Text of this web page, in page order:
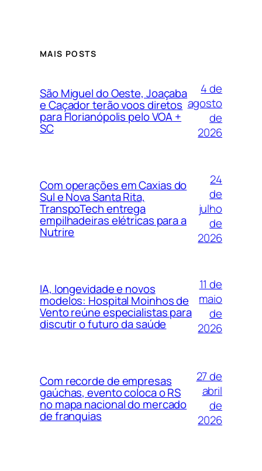
MAIS POSTS
São Miguel do Oeste, Joaçaba
e Caçador terão voos diretos
para Florianópolis pelo VOA +
SC
4 de
agosto
de
2026
Com operações em Caxias do
Sul e Nova Santa Rita,
TranspoTech entrega
empilhadeiras elétricas para a
Nutrire
24
de
julho
de
2026
IA, longevidade e novos
modelos: Hospital Moinhos de
Vento reúne especialistas para
discutir o futuro da saúde
11 de
maio
de
2026
Com recorde de empresas
gaúchas, evento coloca o RS
no mapa nacional do mercado
de franquias
27 de
abril
de
2026